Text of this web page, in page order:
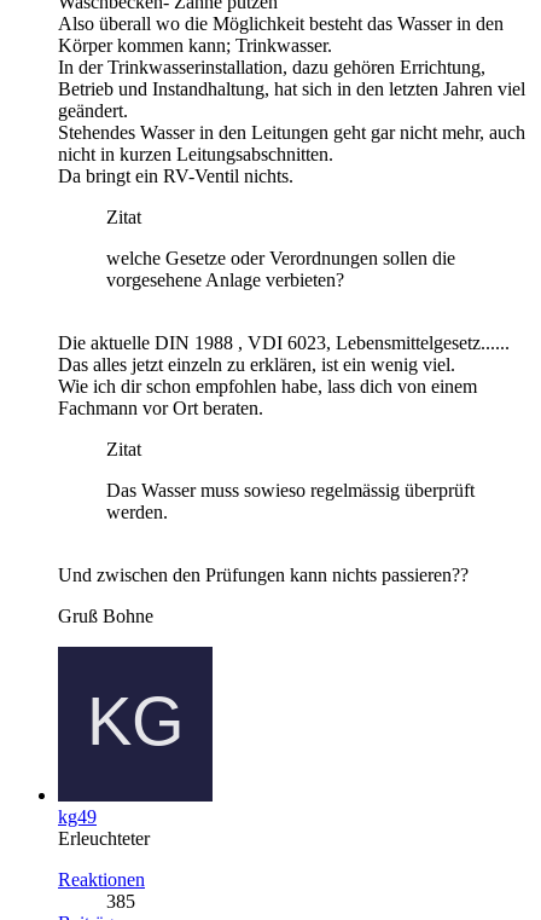
Also überall wo die Möglichkeit besteht das Wasser in den
Körper kommen kann; Trinkwasser.
In der Trinkwasserinstallation, dazu gehören Errichtung,
Betrieb und Instandhaltung, hat sich in den letzten Jahren viel
geändert.
Stehendes Wasser in den Leitungen geht gar nicht mehr, auch
nicht in kurzen Leitungsabschnitten.
Da bringt ein RV-Ventil nichts.
Zitat
welche Gesetze oder Verordnungen sollen die
vorgesehene Anlage verbieten?
Die aktuelle DIN 1988 , VDI 6023, Lebensmittelgesetz......
Das alles jetzt einzeln zu erklären, ist ein wenig viel.
Wie ich dir schon empfohlen habe, lass dich von einem
Fachmann vor Ort beraten.
Zitat
Das Wasser muss sowieso regelmässig überprüft
werden.
Und zwischen den Prüfungen kann nichts passieren??
Gruß Bohne
kg49
Erleuchteter
Reaktionen
385